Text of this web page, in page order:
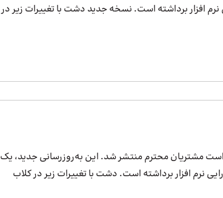
افزار برداشته است. نسخه جدید دشت با تغییرات زیر در
مشتریان محترم منتشر شد. این به‌روزرسانی جدید، یک
نرم افزار برداشته است. دشت با تغییرات زیر در کلاب